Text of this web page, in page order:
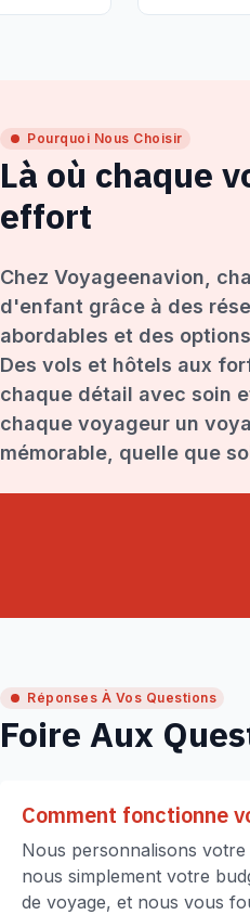
Pourquoi Nous Choisir
Là où chaque
effort
Chez Voyageenavion,
d'enfant grâce à des
abordables et des
Des vols et hôtels aux
chaque détail avec soin
chaque voyageur un
mémorable, quelle que
Réponses À Vos Questions
Foire Aux
Comment fonctionne
Nous personnalisons
nous simplement votre
de voyage, et nous vous